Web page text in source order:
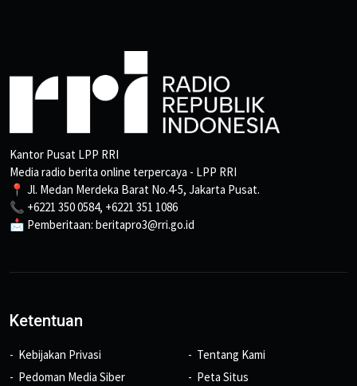
Kantor Pusat LPP RRI
Media radio berita online terpercaya - LPP RRI
📍 Jl. Medan Merdeka Barat No.4-5, Jakarta Pusat.
📞 +6221 350 0584, +6221 351 1086
📩 Pemberitaan: beritapro3@rri.go.id
Ketentuan
Kebijakan Privasi
Pedoman Media Siber
Tentang Kami
Peta Situs